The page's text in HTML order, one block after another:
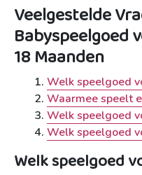
Veelgestelde
Babyspeelgoed
18 Maanden
Welk speelgoed
Waarmee speelt
Welk speelgoed
Welk speelgoed
Welk speelgoed